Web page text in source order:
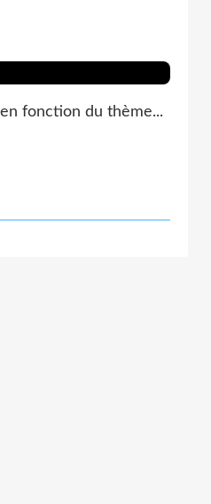
fonction du thème...